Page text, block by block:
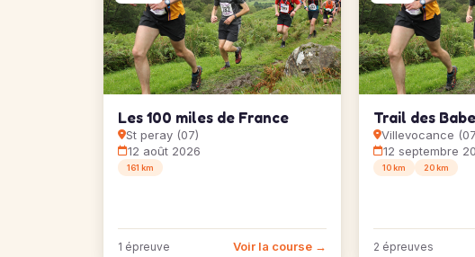
Les 100 miles de France
St peray (07)
12 août 2026
161 km
1 épreuve Voir la course →
Trail des
Villevocance
12 septembre
10 km 20 km
2 épreuves